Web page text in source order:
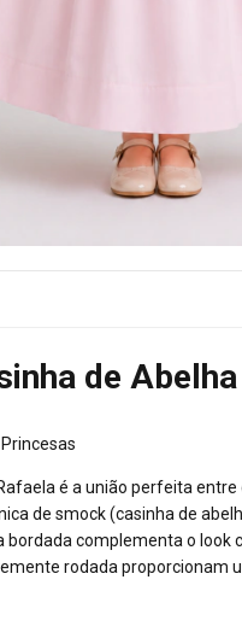
de
é a união perfeita
de smock (casinha de
bordada complementa o
rodada proporcionam